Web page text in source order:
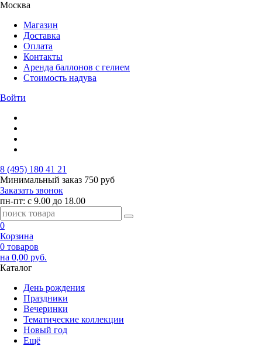
Москва
Магазин
Доставка
Оплата
Контакты
Аренда баллонов с гелием
Стоимость надува
Войти
8 (495) 180 41 21
Минимальный заказ 750 руб
Заказать звонок
пн-пт: с 9.00 до 18.00
0
Корзина
0 товаров
на 0,00 руб.
Каталог
День рождения
Праздники
Вечеринки
Тематические коллекции
Новый год
Ещё